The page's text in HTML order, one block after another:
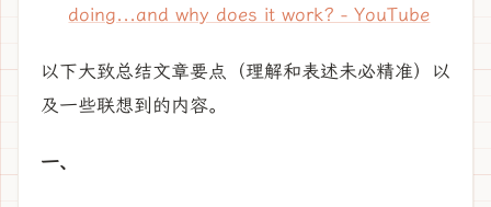
doing...and why does it work? - YouTube
以下大致总结文章要点（理解和表述未必精准）以
及一些联想到的内容。
一、